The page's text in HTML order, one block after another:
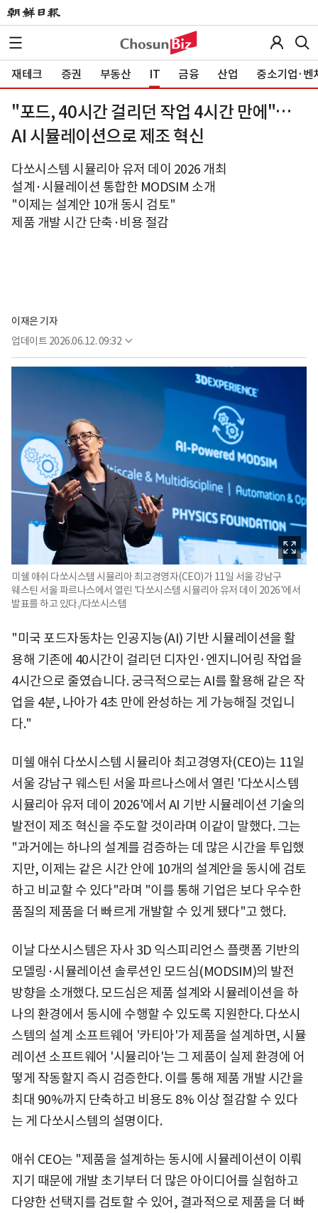
재테크 증권 부동산 IT 금융 산업 중소기업·벤
"포드, 40시간 걸리던 작업 4시간 만에"…
AI 시뮬레이션으로 제조 혁신
다쏘시스템 시뮬리아 유저 데이 2026 개최
설계·시뮬레이션 통합한 MODSIM 소개
"이제는 설계안 10개 동시 검토"
제품 개발 시간 단축·비용 절감
이재은 기자
업데이트 2026.06.12. 09:32
미쉘 애쉬 다쏘시스템 시뮬리아 최고경영자(CEO)가 11일 서울 강남구
웨스틴 서울 파르나스에서 열린 '다쏘시스템 시뮬리아 유저 데이 2026'에서
발표를 하고 있다./다쏘시스템
"미국 포드자동차는 인공지능(AI) 기반 시뮬레이션을 활
용해 기존에 40시간이 걸리던 디자인·엔지니어링 작업을
4시간으로 줄였습니다. 궁극적으로는 AI를 활용해 같은 작
업을 4분, 나아가 4초 만에 완성하는 게 가능해질 것입니
다."
미쉘 애쉬 다쏘시스템 시뮬리아 최고경영자(CEO)는 11일
서울 강남구 웨스틴 서울 파르나스에서 열린 '다쏘시스템
시뮬리아 유저 데이 2026'에서 AI 기반 시뮬레이션 기술의
발전이 제조 혁신을 주도할 것이라며 이같이 말했다. 그는
"과거에는 하나의 설계를 검증하는 데 많은 시간을 투입했
지만, 이제는 같은 시간 안에 10개의 설계안을 동시에 검토
하고 비교할 수 있다"라며 "이를 통해 기업은 보다 우수한
품질의 제품을 더 빠르게 개발할 수 있게 됐다"고 했다.
이날 다쏘시스템은 자사 3D 익스피리언스 플랫폼 기반의
모델링·시뮬레이션 솔루션인 모드심(MODSIM)의 발전
방향을 소개했다. 모드심은 제품 설계와 시뮬레이션을 하
나의 환경에서 동시에 수행할 수 있도록 지원한다. 다쏘시
스템의 설계 소프트웨어 '카티아'가 제품을 설계하면, 시뮬
레이션 소프트웨어 '시뮬리아'는 그 제품이 실제 환경에 어
떻게 작동할지 즉시 검증한다. 이를 통해 제품 개발 시간을
최대 90%까지 단축하고 비용도 8% 이상 절감할 수 있다
는 게 다쏘시스템의 설명이다.
애쉬 CEO는 "제품을 설계하는 동시에 시뮬레이션이 이뤄
지기 때문에 개발 초기부터 더 많은 아이디어를 실험하고
다양한 선택지를 검토할 수 있어, 결과적으로 제품을 더 빠